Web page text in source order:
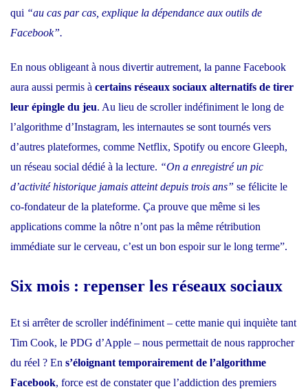
qui “au cas par cas, explique la dépendance aux outils de
Facebook”.
En nous obligeant à nous divertir autrement, la panne Facebook
aura aussi permis à certains réseaux sociaux alternatifs de tirer
leur épingle du jeu. Au lieu de scroller indéfiniment le long de
l’algorithme d’Instagram, les internautes se sont tournés vers
d’autres plateformes, comme Netflix, Spotify ou encore Gleeph,
un réseau social dédié à la lecture. “On a enregistré un pic
d’activité historique jamais atteint depuis trois ans” se félicite le
co-fondateur de la plateforme. Ça prouve que même si les
applications comme la nôtre n’ont pas la même rétribution
immédiate sur le cerveau, c’est un bon espoir sur le long terme”.
Six mois : repenser les réseaux sociaux
Et si arrêter de scroller indéfiniment – cette manie qui inquiète tant
Tim Cook, le PDG d’Apple – nous permettait de nous rapprocher
du réel ? En s’éloignant temporairement de l’algorithme
Facebook, force est de constater que l’addiction des premiers